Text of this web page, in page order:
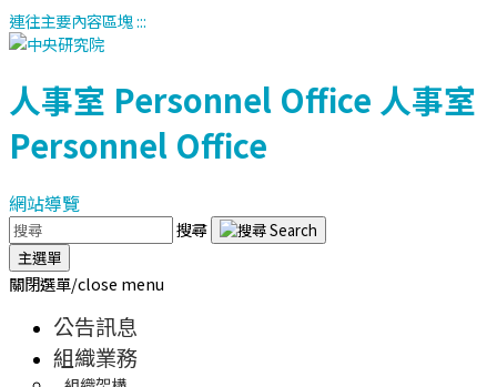
連往主要內容區塊:::
人事室 Personnel Office 人事室
Personnel Office
網站導覽
搜尋
主選單
關閉選單/close menu
公告訊息
組織業務